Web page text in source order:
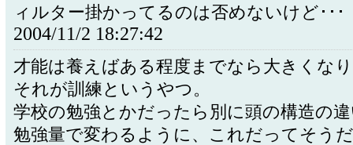
ィルター掛かってるのは否めないけど･･･
2004/11/2 18:27:42
才能は養えばある程度までなら大きくな
それが訓練というやつ。
学校の勉強とかだったら別に頭の構造の
勉強量で変わるように、これだってそう